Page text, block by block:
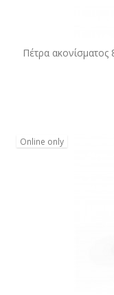
Πέτρα ακονίσματος
Online only